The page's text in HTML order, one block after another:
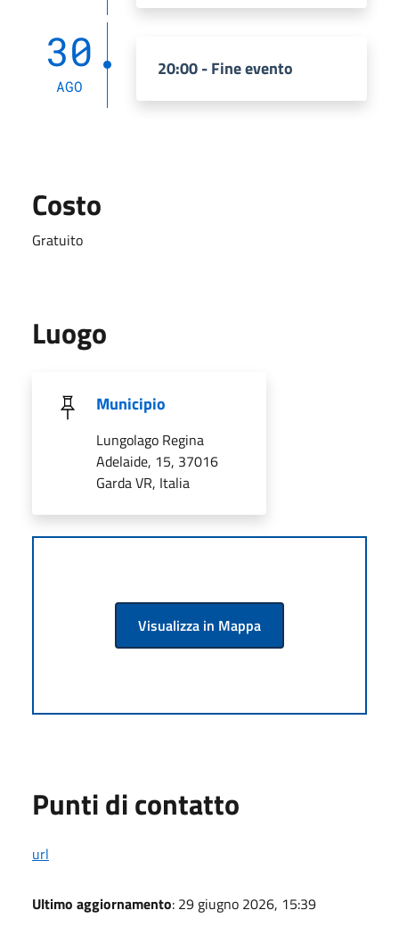
30
AGO
20:00 - Fine evento
Costo
Gratuito
Luogo
Municipio
Lungolago Regina
Adelaide, 15, 37016
Garda VR, Italia
Visualizza in Mappa
Punti di contatto
url
Ultimo aggiornamento: 29 giugno 2026, 15:39